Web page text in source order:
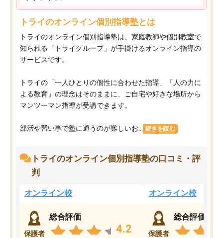
トライのオンライン個別指導塾とは
トライのオンライン個別指導塾は、家庭教師や個別教室で
知られる「トライグループ」が手掛けるオンライン指導の
サービスです。
トライの「一人ひとりの個性に合わせた指導」「人の力に
よる教育」の理念はそのままに、ご自宅や好きな場所から
マンツーマン指導が受講できます。
部活や習い事で塾に通うのが難しいお... 続きを読む
トライのオンライン個別指導塾の口コミ・評
判
オンライン校
保護者
総合評価
4.2
オンライン校
保護者
総合評価